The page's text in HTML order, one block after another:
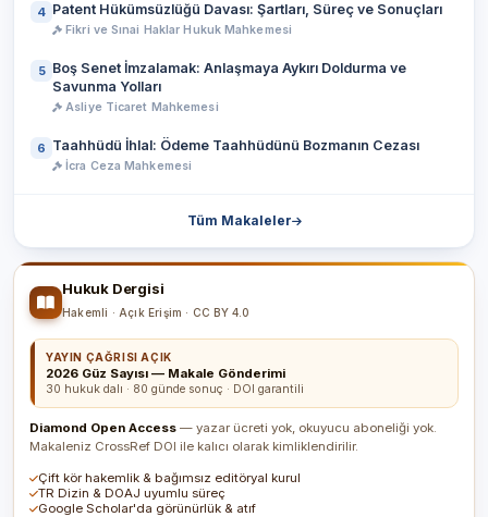
4 Patent Hükümsüzlüğü Davası: Şartları, Süreç ve Sonuçları
Fikri ve Sınai Haklar Hukuk Mahkemesi
5 Boş Senet İmzalamak: Anlaşmaya Aykırı Doldurma ve
Savunma Yolları
Asliye Ticaret Mahkemesi
6 Taahhüdü İhlal: Ödeme Taahhüdünü Bozmanın Cezası
İcra Ceza Mahkemesi
Tüm Makaleler
Hukuk Dergisi
Hakemli · Açık Erişim · CC BY 4.0
YAYIN ÇAĞRISI AÇIK
2026 Güz Sayısı — Makale Gönderimi
30 hukuk dalı · 80 günde sonuç · DOI garantili
Diamond Open Access — yazar ücreti yok, okuyucu aboneliği yok.
Makaleniz CrossRef DOI ile kalıcı olarak kimliklendirilir.
Çift kör hakemlik & bağımsız editöryal kurul
TR Dizin & DOAJ uyumlu süreç
Google Scholar'da görünürlük & atıf